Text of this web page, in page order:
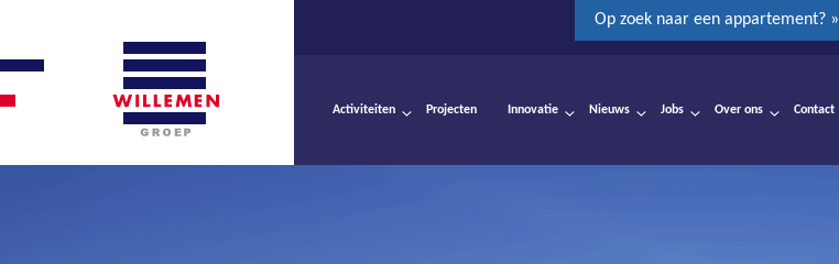
Op zoek naar een appartement? »
Activiteiten Projecten Innovatie Nieuws Jobs Over ons Contact